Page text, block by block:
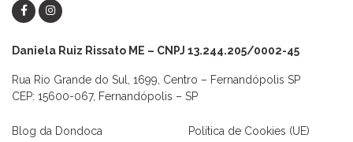
Daniela Ruiz Rissato ME – CNPJ 13.244.205/0002-45
Rua Rio Grande do Sul, 1699, Centro – Fernandópolis SP
CEP: 15600-067, Fernandópolis – SP
Blog da Dondoca Política de Cookies (UE)